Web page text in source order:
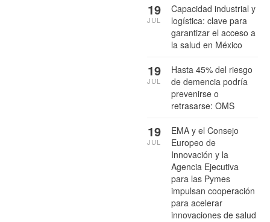
Capacidad industrial y
logística: clave para
garantizar el acceso a
la salud en México
19
JUL
Hasta 45% del riesgo
de demencia podría
prevenirse o
retrasarse: OMS
19
JUL
EMA y el Consejo
Europeo de
Innovación y la
Agencia Ejecutiva
para las Pymes
impulsan cooperación
para acelerar
innovaciones de salud
19
JUL